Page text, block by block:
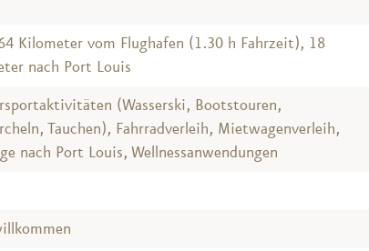
Kilometer vom Flughafen (1.30 h Fahrzeit), 18
nach Port Louis
(Wasserski, Bootstouren,
Tauchen), Fahrradverleih, Mietwagenverleih,
nach Port Louis, Wellnessanwendungen